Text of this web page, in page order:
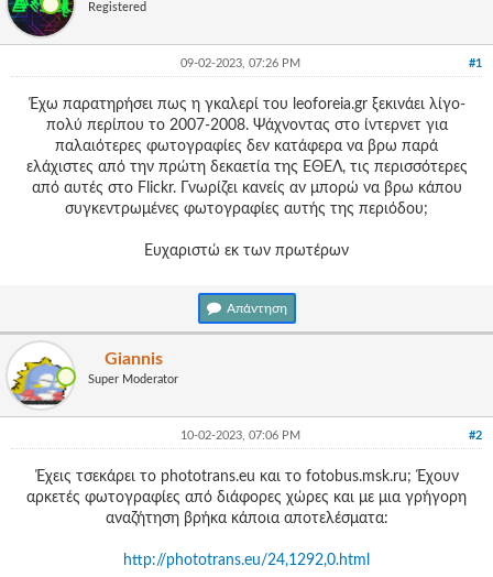
-
-
-
-
-
Σύνδεση
Εγγραφή
Registered
#1
09-02-2023, 07:26 PM
Έχω παρατηρήσει πως η γκαλερί του leoforeia.gr ξεκινάει λίγο-
πολύ περίπου το 2007-2008. Ψάχνοντας στο ίντερνετ για
παλαιότερες φωτογραφίες δεν κατάφερα να βρω παρά
ελάχιστες από την πρώτη δεκαετία της ΕΘΕΛ, τις περισσότερες
από αυτές στο Flickr. Γνωρίζει κανείς αν μπορώ να βρω κάπου
συγκεντρωμένες φωτογραφίες αυτής της περιόδου;
Ευχαριστώ εκ των πρωτέρων
Απάντηση
Giannis
Super Moderator
#2
10-02-2023, 07:06 PM
Έχεις τσεκάρει το phototrans.eu και το fotobus.msk.ru; Έχουν
αρκετές φωτογραφίες από διάφορες χώρες και με μια γρήγορη
αναζήτηση βρήκα κάποια αποτελέσματα:
http://phototrans.eu/24,1292,0.html